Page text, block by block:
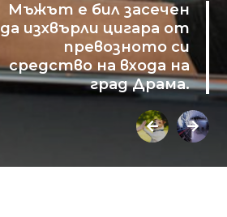
Мъжът е бил засечен
да изхвърли цигара от
превозното си
средство на входа на
град Драма.